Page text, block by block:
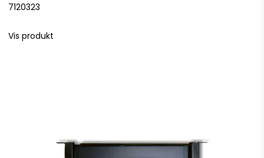
7120323
Vis produkt